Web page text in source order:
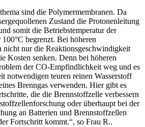
sind die Polymermembranen. Da
Zustand die Protonenleitung
somit die Betriebstemperatur der
begrenzt. Bei höheren
nicht nur die Reaktionsgeschwindigkeit
Kosten senken. Denn bei höheren
der CO-Empfindlichkeit weg und es
notwendigen teuren reinen Wasserstoff
Brenngas verwenden. Hier gibt es
die die Brennstoffzelle verbessern
oder überhaupt bei der
an Batterien und Brennstoffzellen
Fortschritt kommt.“, so Frau R..